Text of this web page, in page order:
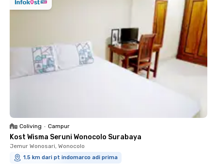
Coliving • Campur
Kost Wisma Seruni Wonocolo Surabaya
Jemur Wonosari, Wonocolo
1.5 km dari pt indomarco adi prima